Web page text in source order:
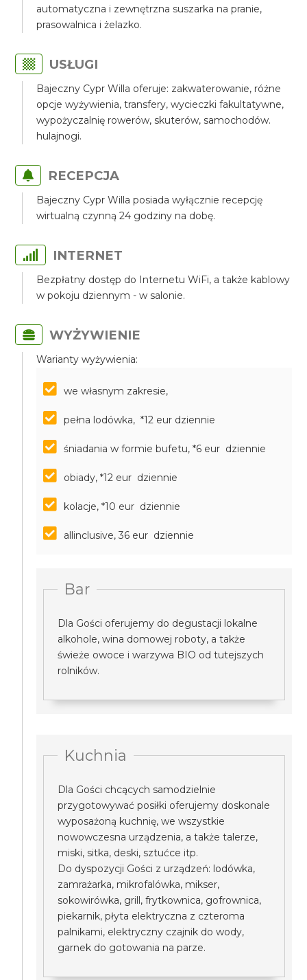
automatyczna i zewnętrzna suszarka na pranie,
prasowalnica i żelazko.
USŁUGI
Bajeczny Cypr Willa oferuje: zakwaterowanie, różne
opcje wyżywienia, transfery, wycieczki fakultatywne,
wypożyczalnię rowerów, skuterów, samochodów.
hulajnogi.
RECEPCJA
Bajeczny Cypr Willa posiada wyłącznie recepcję
wirtualną czynną 24 godziny na dobę.
INTERNET
Bezpłatny dostęp do Internetu WiFi, a także kablowy
w pokoju dziennym - w salonie.
WYŻYWIENIE
Warianty wyżywienia:
we własnym zakresie,
pełna lodówka, *12 eur dziennie
śniadania w formie bufetu, *6 eur dziennie
obiady, *12 eur dziennie
kolacje, *10 eur dziennie
allinclusive, 36 eur dziennie
Bar
Dla Gości oferujemy do degustacji lokalne
alkohole, wina domowej roboty, a także
świeże owoce i warzywa BIO od tutejszych
rolników.
Kuchnia
Dla Gości chcących samodzielnie
przygotowywać posiłki oferujemy doskonale
wyposażoną kuchnię, we wszystkie
nowowczesna urządzenia, a także talerze,
miski, sitka, deski, sztućce itp.
Do dyspozycji Gości z urządzeń: lodówka,
zamrażarka, mikrofalówka, mikser,
sokowirówka, grill, frytkownica, gofrownica,
piekarnik, płyta elektryczna z czteroma
palnikami, elektryczny czajnik do wody,
garnek do gotowania na parze.